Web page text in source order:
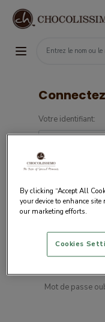
Votre identifiant:
Mot de passe:
Si vous êtes un
Mot de passe
By clicking “Accept All
your device to enhance
our marketing efforts.
Cookies